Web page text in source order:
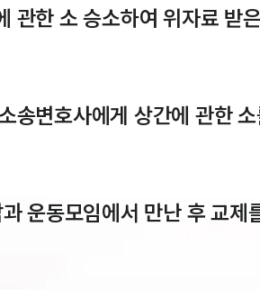
관한 소 승소하여 위자료 받
송변호사에게 상간에 관한
운동모임에서 만난 후 교제